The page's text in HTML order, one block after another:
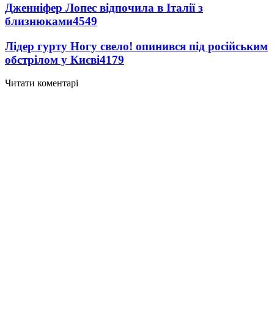
Дженніфер Лопес відпочила в Італії з
близнюками4549
Лідер гурту Ногу свело! опинився під російським
обстрілом у Києві4179
Читати коментарі